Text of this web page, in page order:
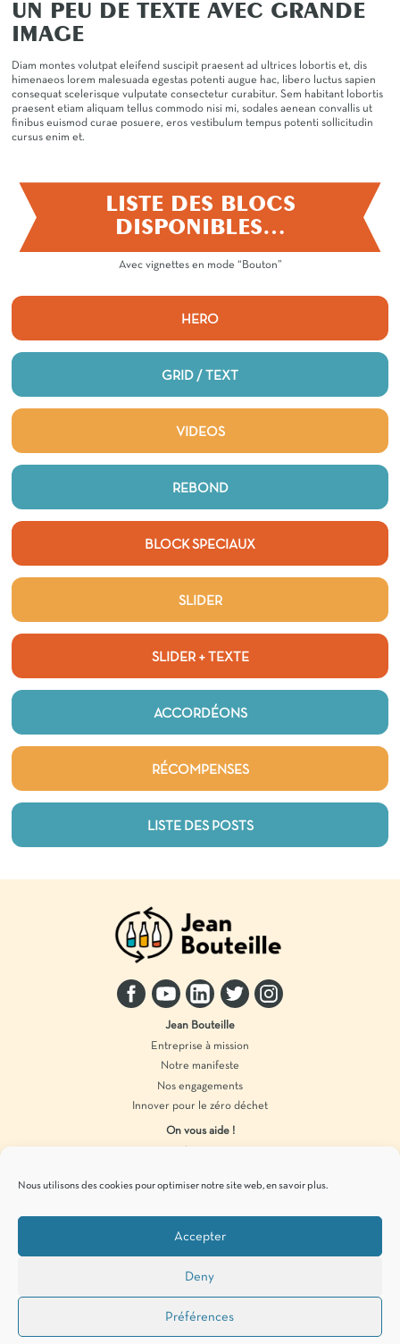
Nous utilisons des cookies pour optimiser notre site web, en savoir plus.
Accepter
Deny
Préférences
UN PEU DE TEXTE AVEC GRANDE
IMAGE
Diam montes volutpat eleifend suscipit praesent ad ultrices lobortis et, dis
himenaeos lorem malesuada egestas potenti augue hac, libero luctus sapien
consequat scelerisque vulputate consectetur curabitur. Sem habitant lobortis
praesent etiam aliquam tellus commodo nisi mi, sodales aenean convallis ut
finibus euismod curae posuere, eros vestibulum tempus potenti sollicitudin
cursus enim et.
LISTE DES BLOCS
DISPONIBLES…
Avec vignettes en mode “Bouton”
HERO
GRID / TEXT
VIDEOS
REBOND
BLOCK SPECIAUX
SLIDER
SLIDER + TEXTE
ACCORDÉONS
RÉCOMPENSES
LISTE DES POSTS
Jean Bouteille
Entreprise à mission
Notre manifeste
Nos engagements
Innover pour le zéro déchet
On vous aide !
Produits en vrac
Mentions légales Politique de confidentialité Cookies
Pour vous tenir informés de
zéro déchet, c’est par ici !